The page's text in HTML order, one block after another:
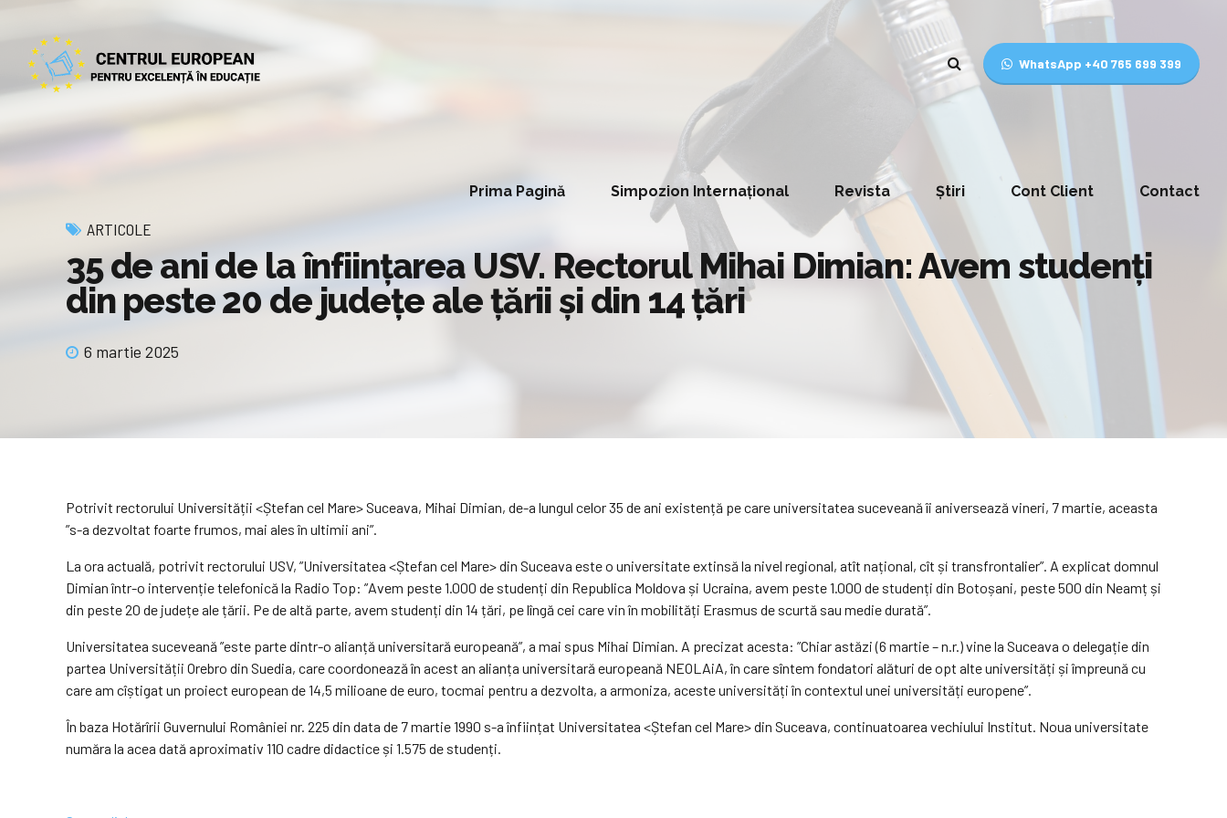
WhatsApp +40 765 699 399
Prima Pagină Simpozion Internațional Revista Știri Cont Client Contact
ARTICOLE
35 de ani de la înființarea USV. Rectorul Mihai Dimian: Avem studenți
din peste 20 de județe ale țării și din 14 țări
6 martie 2025
Potrivit rectorului Universității <Ștefan cel Mare> Suceava, Mihai Dimian, de-a lungul celor 35 de ani existență pe care universitatea suceveană îi aniversează vineri, 7 martie, aceasta
”s-a dezvoltat foarte frumos, mai ales în ultimii ani”.
La ora actuală, potrivit rectorului USV, ”Universitatea <Ștefan cel Mare> din Suceava este o universitate extinsă la nivel regional, atît național, cît și transfrontalier”. A explicat domnul
Dimian într-o intervenție telefonică la Radio Top: ”Avem peste 1.000 de studenți din Republica Moldova și Ucraina, avem peste 1.000 de studenți din Botoșani, peste 500 din Neamț și
din peste 20 de județe ale țării. Pe de altă parte, avem studenți din 14 țări, pe lîngă cei care vin în mobilități Erasmus de scurtă sau medie durată”.
Universitatea suceveană ”este parte dintr-o alianță universitară europeană”, a mai spus Mihai Dimian. A precizat acesta: ”Chiar astăzi (6 martie – n.r.) vine la Suceava o delegație din
partea Universității Orebro din Suedia, care coordonează în acest an alianța universitară europeană NEOLAiA, în care sîntem fondatori alături de opt alte universități și împreună cu
care am cîștigat un proiect european de 14,5 milioane de euro, tocmai pentru a dezvolta, a armoniza, aceste universități în contextul unei universități europene”.
În baza Hotărîrii Guvernului României nr. 225 din data de 7 martie 1990 s-a înființat Universitatea <Ștefan cel Mare> din Suceava, continuatoarea vechiului Institut. Noua universitate
număra la acea dată aproximativ 110 cadre didactice și 1.575 de studenți.